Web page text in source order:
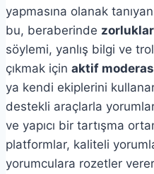
yapmasına olanak
bu, beraberinde
söylemi, yanlış bilgi ve
çıkmak için aktif
ya kendi ekiplerini
destekli araçlarla
ve yapıcı bir tartışma
platformlar, kaliteli
yorumculara rozetler